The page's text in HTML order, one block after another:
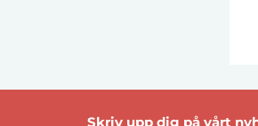
Skriv upp dig på vårt